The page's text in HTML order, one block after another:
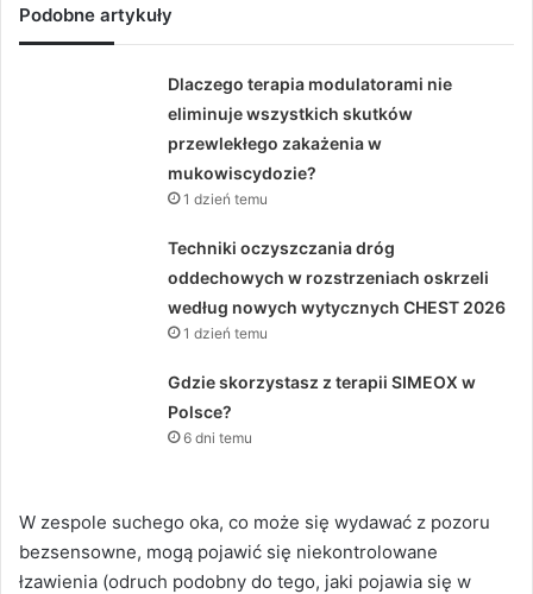
Podobne artykuły
Dlaczego terapia modulatorami nie
eliminuje wszystkich skutków
przewlekłego zakażenia w
mukowiscydozie?
1 dzień temu
Techniki oczyszczania dróg
oddechowych w rozstrzeniach oskrzeli
według nowych wytycznych CHEST 2026
1 dzień temu
Gdzie skorzystasz z terapii SIMEOX w
Polsce?
6 dni temu
W zespole suchego oka, co może się wydawać z pozoru
bezsensowne, mogą pojawić się niekontrolowane
łzawienia (odruch podobny do tego, jaki pojawia się w